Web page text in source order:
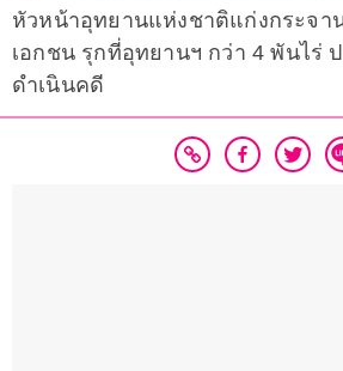
หัวหน้าอุทยานแห่งชาติแก่งกระจา
เอกชน รุกที่อุทยานฯ กว่า 4 พันไร่
ดำเนินคดี